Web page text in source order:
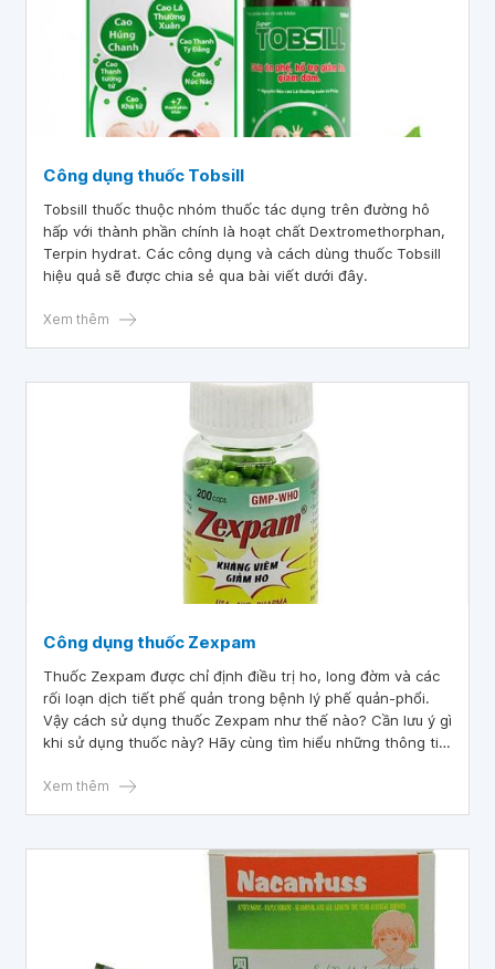
Công dụng thuốc Tobsill
Tobsill thuốc thuộc nhóm thuốc tác dụng trên đường hô
hấp với thành phần chính là hoạt chất Dextromethorphan,
Terpin hydrat. Các công dụng và cách dùng thuốc Tobsill
hiệu quả sẽ được chia sẻ qua bài viết dưới đây.
Xem thêm
Công dụng thuốc Zexpam
Thuốc Zexpam được chỉ định điều trị ho, long đờm và các
rối loạn dịch tiết phế quản trong bệnh lý phế quản-phổi.
Vậy cách sử dụng thuốc Zexpam như thế nào? Cần lưu ý gì
khi sử dụng thuốc này? Hãy cùng tìm hiểu những thông tin
Xem thêm